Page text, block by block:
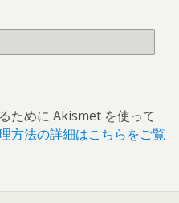
ために Akismet を使って
方法の詳細はこちらをご覧